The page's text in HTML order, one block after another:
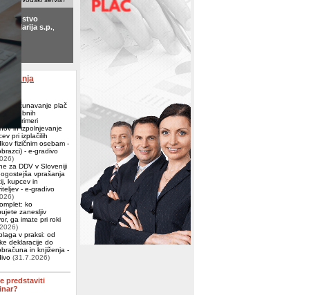
Marija s.p.
Obračunavanje plač
osebnih
(primeri
in izpolnjevanje
pri izplačilih
fizičnim osebam -
- e-gradivo
za DDV v Sloveniji
vprašanja
kupcev in
- e-gradivo
ko
zanesljiv
ga imate pri roki
v praksi: od
deklaracije do
in knjiženja -
(31.7.2026)
predstaviti